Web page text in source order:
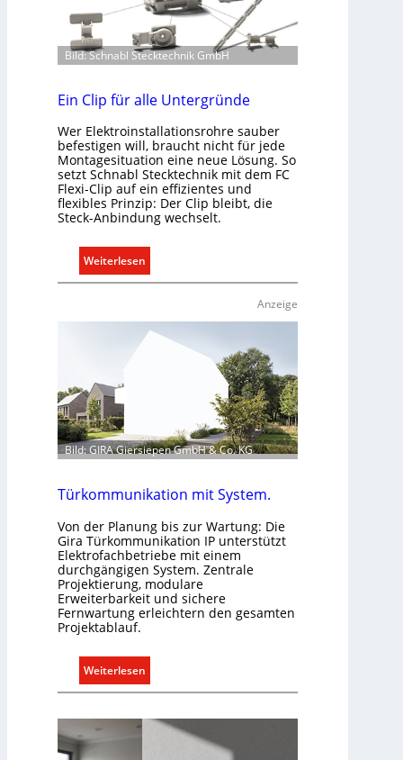
Bild: Schnabl Stecktechnik GmbH
Ein Clip für alle Untergründe
Wer Elektroinstallationsrohre sauber
befestigen will, braucht nicht für jede
Montagesituation eine neue Lösung. So
setzt Schnabl Stecktechnik mit dem FC
Flexi-Clip auf ein effizientes und
flexibles Prinzip: Der Clip bleibt, die
Steck-Anbindung wechselt.
Weiterlesen
E
C
r
l
e
U
n
t
e
r
r
n
Anzeige
Bild: GIRA Giersiepen GmbH & Co. KG
Türkommunikation mit System.
Von der Planung bis zur Wartung: Die
Gira Türkommunikation IP unterstützt
Elektrofachbetriebe mit einem
durchgängigen System. Zentrale
Projektierung, modulare
Erweiterbarkeit und sichere
Fernwartung erleichtern den gesamten
Projektablauf.
Weiterlesen
T